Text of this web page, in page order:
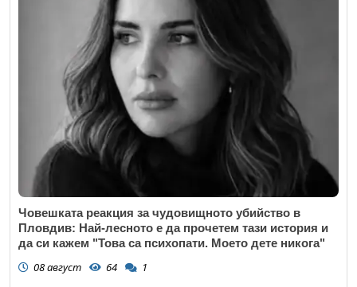
Човешката реакция за чудовищното убийство в
Пловдив: Най-лесното е да прочетем тази история и
да си кажем "Това са психопати. Моето дете никога"
08 август 64 1